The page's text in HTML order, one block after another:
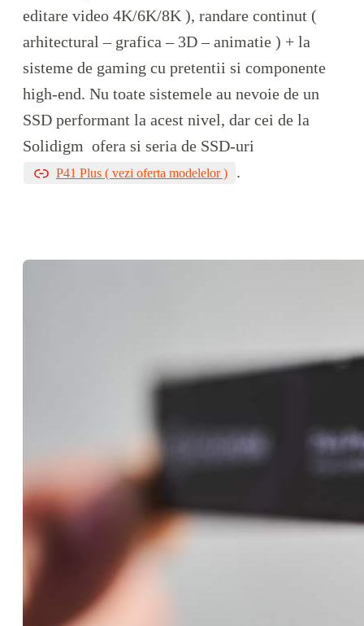
editare video 4K/6K/8K ), randare continut (
arhitectural – grafica – 3D – animatie ) + la
sisteme de gaming cu pretentii si componente
high-end. Nu toate sistemele au nevoie de un
SSD performant la acest nivel, dar cei de la
Solidigm ofera si seria de SSD-uri
P41 Plus ( vezi oferta modelelor ) .